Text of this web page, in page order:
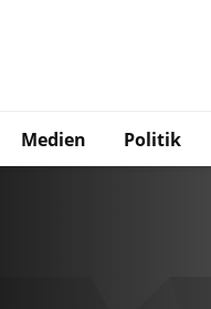
Medien Politik